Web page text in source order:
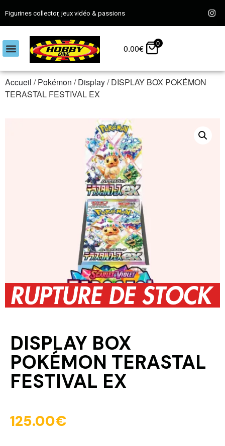
Figurines collector, jeux vidéo & passions
0.00€ 0
Accueil /Pokémon /Display/ DISPLAY BOX POKÉMON
TERASTAL FESTIVAL EX
DISPLAY BOX
POKÉMON TERASTAL
FESTIVAL EX
125.00€